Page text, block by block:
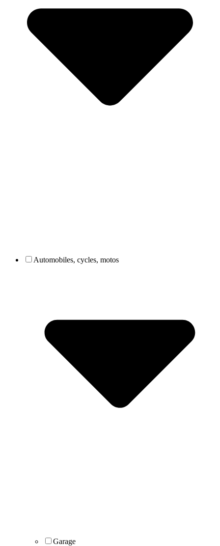
Automobiles, cycles, motos
Garage